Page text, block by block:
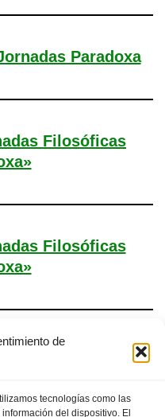
de
tecnologías como las
del dispositivo. El
Paradoxa
Filosóficas
Filosóficas
«Paradoxa»